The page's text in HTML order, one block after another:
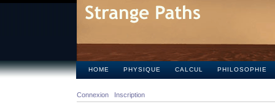
HOME PHYSIQUE CALCUL PHILOSOPHIE
Connexion Inscription